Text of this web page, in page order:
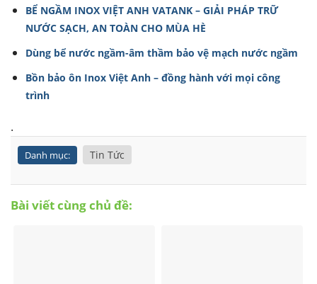
BỂ NGẦM INOX VIỆT ANH VATANK – GIẢI PHÁP TRỮ
NƯỚC SẠCH, AN TOÀN CHO MÙA HÈ
Dùng bể nước ngầm-âm thầm bảo vệ mạch nước ngầm
Bồn bảo ôn Inox Việt Anh – đồng hành với mọi công
trình
.
Danh mục: Tin Tức
Bài viết cùng chủ đề: